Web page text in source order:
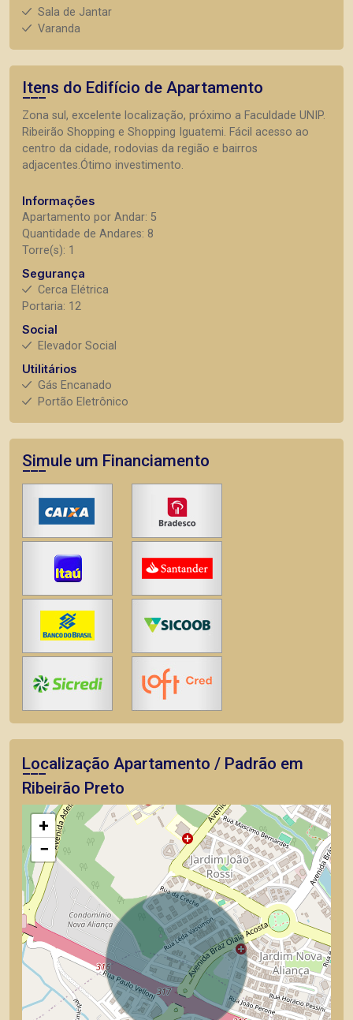
Sala de Jantar
Varanda
Itens do Edifício de Apartamento
Zona sul, excelente localização, próximo a Faculdade UNIP.
Ribeirão Shopping e Shopping Iguatemi. Fácil acesso ao
centro da cidade, rodovias da região e bairros
adjacentes.Ótimo investimento.
Informações
Apartamento por Andar: 5
Quantidade de Andares: 8
Torre(s): 1
Segurança
Cerca Elétrica
Portaria: 12
Social
Elevador Social
Utilitários
Gás Encanado
Portão Eletrônico
Simule um Financiamento
Localização Apartamento / Padrão em
Ribeirão Preto
+
−